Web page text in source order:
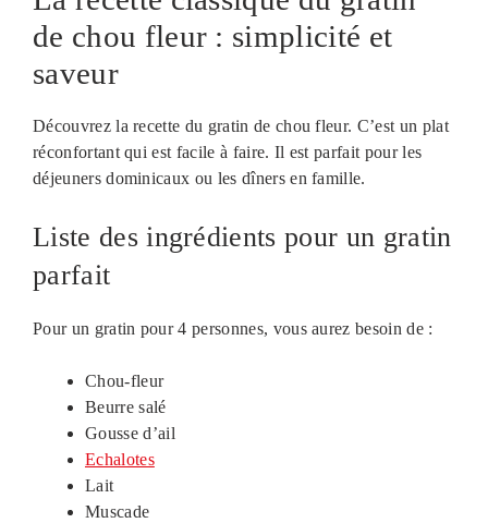
de chou fleur : simplicité et
saveur
Découvrez la recette du gratin de chou fleur. C’est un plat
réconfortant qui est facile à faire. Il est parfait pour les
déjeuners dominicaux ou les dîners en famille.
Liste des ingrédients pour un gratin
parfait
Pour un gratin pour 4 personnes, vous aurez besoin de :
Chou-fleur
Beurre salé
Gousse d’ail
Echalotes
Lait
Muscade